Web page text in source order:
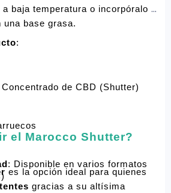
baja temperatura o incorpóralo
una base grasa.
:
Concentrado de CBD (Shutter)
: Disponible en varios formatos
el Marocco Shutter?
es la opción ideal para quienes
gracias a su altísima